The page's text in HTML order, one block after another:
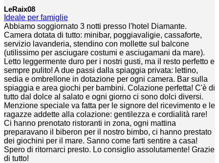
LeRaix08
Ideale per famiglie
Abbiamo soggiornato 3 notti presso l'hotel Diamante.
Camera dotata di tutto: minibar, poggiavaligie, cassaforte,
servizio lavanderia, stendino con mollette sul balcone
(utilissimo per asciugare costumi e asciugamani da mare).
Letto leggermente duro per i nostri gusti, ma il resto perfetto e
sempre pulito! A due passi dalla spiaggia privata: lettino,
sedia e ombrellone in dotazione per ogni camera. Bar sulla
spiaggia e area giochi per bambini. Colazione perfetta! C'è di
tutto dal dolce al salato e ogni giorno ci sono dolci diversi.
Menzione speciale va fatta per le signore del ricevimento e le
ragazze addette alla colazione: gentilezza e cordialità rare!
Ci hanno prenotato ristoranti in zona, ogni mattina
preparavano il biberon per il nostro bimbo, ci hanno prestato
dei giochini per il mare. Sanno come farti sentire a casa!
Spero di ritornarci presto. Lo consiglio assolutamente! Grazie
di tutto!